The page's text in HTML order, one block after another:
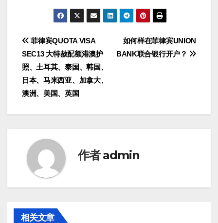
文
章
导
航
如何样在菲律宾UNION
BANK联合银行开户？
菲律宾QUOTA VISA
SEC13 大特赦配额港澳护
照、土耳其、泰国、韩国、
日本、马来西亚、加拿大、
澳洲、美国、英国
作者admin
相关文章